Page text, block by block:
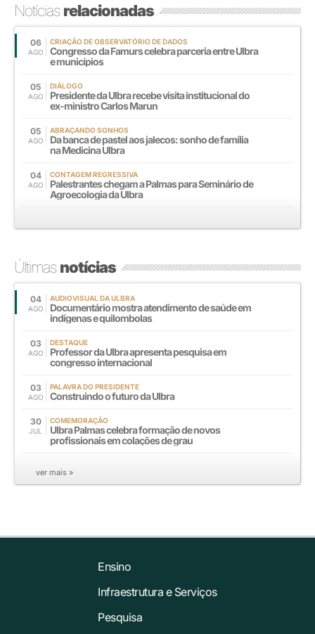
Notíciasrelacionadas
06
AGO
CRIAÇÃO DE OBSERVATÓRIO DE DADOS
Congresso da Famurs celebra parceria entre Ulbra
e municípios
05
AGO
DIÁLOGO
Presidente da Ulbra recebe visita institucional do
ex-ministro Carlos Marun
05
AGO
ABRAÇANDO SONHOS
Da banca de pastel aos jalecos: sonho de família
na Medicina Ulbra
04
AGO
CONTAGEM REGRESSIVA
Palestrantes chegam a Palmas para Seminário de
Agroecologia da Ulbra
Últimasnotícias
04
AGO
AUDIOVISUAL DA ULBRA
Documentário mostra atendimento de saúde em
indígenas e quilombolas
03
AGO
DESTAQUE
Professor da Ulbra apresenta pesquisa em
congresso internacional
03
AGO
PALAVRA DO PRESIDENTE
Construindo o futuro da Ulbra
30
JUL
COMEMORAÇÃO
Ulbra Palmas celebra formação de novos
profissionais em colações de grau
ver mais »
Ensino
Infraestrutura e Serviços
Pesquisa